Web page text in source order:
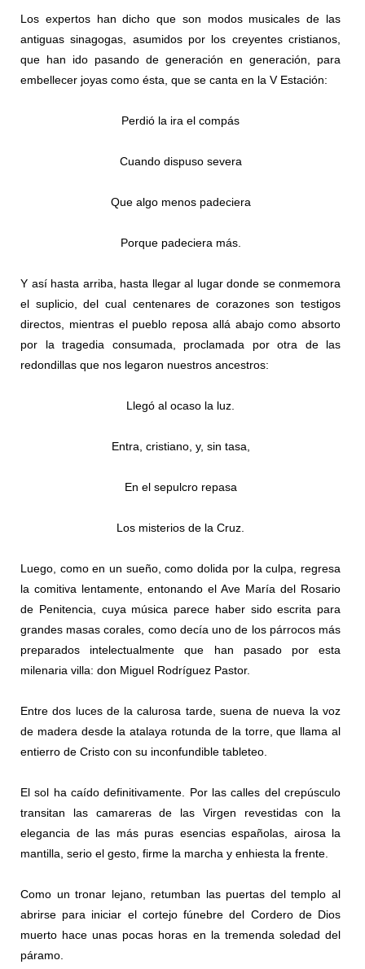
Los expertos han dicho que son modos musicales de las
antiguas sinagogas, asumidos por los creyentes cristianos,
que han ido pasando de generación en generación, para
embellecer joyas como ésta, que se canta en la V Estación:
Perdió la ira el compás
Cuando dispuso severa
Que algo menos padeciera
Porque padeciera más.
Y así hasta arriba, hasta llegar al lugar donde se conmemora
el suplicio, del cual centenares de corazones son testigos
directos, mientras el pueblo reposa allá abajo como absorto
por la tragedia consumada, proclamada por otra de las
redondillas que nos legaron nuestros ancestros:
Llegó al ocaso la luz.
Entra, cristiano, y, sin tasa,
En el sepulcro repasa
Los misterios de la Cruz.
Luego, como en un sueño, como dolida por la culpa, regresa
la comitiva lentamente, entonando el Ave María del Rosario
de Penitencia, cuya música parece haber sido escrita para
grandes masas corales, como decía uno de los párrocos más
preparados intelectualmente que han pasado por esta
milenaria villa: don Miguel Rodríguez Pastor.
Entre dos luces de la calurosa tarde, suena de nueva la voz
de madera desde la atalaya rotunda de la torre, que llama al
entierro de Cristo con su inconfundible tableteo.
El sol ha caído definitivamente. Por las calles del crepúsculo
transitan las camareras de las Virgen revestidas con la
elegancia de las más puras esencias españolas, airosa la
mantilla, serio el gesto, firme la marcha y enhiesta la frente.
Como un tronar lejano, retumban las puertas del templo al
abrirse para iniciar el cortejo fúnebre del Cordero de Dios
muerto hace unas pocas horas en la tremenda soledad del
páramo.